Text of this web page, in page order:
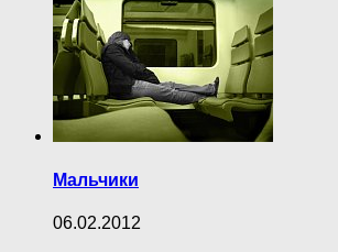
Мальчики
06.02.2012